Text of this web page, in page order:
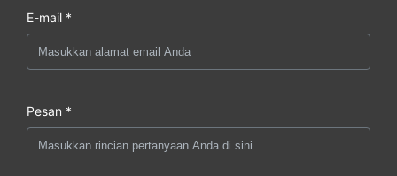
E-mail *
Pesan *